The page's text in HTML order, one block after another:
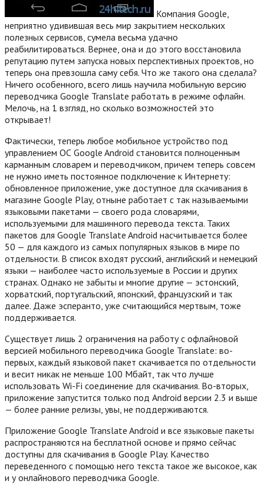
Компания Google,
неприятно удивившая весь мир закрытием нескольких
полезных сервисов, сумела весьма удачно
реабилитироваться. Вернее, она и до этого восстановила
репутацию путем запуска новых перспективных проектов, но
теперь она превзошла саму себя. Что же такого она сделала?
Ничего особенного, всего лишь научила мобильную версию
переводчика Google Translate работать в режиме офлайн.
Мелочь, на 1 взгляд, но сколько возможностей это
открывает!
Фактически, теперь любое мобильное устройство под
управлением ОС Google Android становится полноценным
карманным словарем и переводчиком, причем теперь совсем
не нужно иметь постоянное подключение к Интернету:
обновленное приложение, уже доступное для скачивания в
магазине Google Play, отныне работает с так называемыми
языковыми пакетами — своего рода словарями,
используемыми для машинного перевода текста. Таких
пакетов для Google Translate Android насчитывается более
50 — для каждого из самых популярных языков в мире по
отдельности. В список входят русский, английский и немецкий
языки — наиболее часто используемые в России и других
странах. Однако не забыты и многие другие — эстонский,
хорватский, португальский, японский, французский и так
далее. Даже эсперанто, уже считающийся мертвым, тоже
поддерживается.
Существует лишь 2 ограничения на работу с офлайновой
версией мобильного переводчика Google Translate: во-
первых, каждый языковой пакет скачивается по отдельности
и весит никак не меньше 100 Мбайт, так что лучше
использовать Wi-Fi соединение для скачивания. Во-вторых,
приложение запустится только под Android версии 2.3 и выше
— более ранние релизы, увы, не поддерживаются.
Приложение Google Translate Android и все языковые пакеты
распространяются на бесплатной основе и прямо сейчас
доступны для скачивания в Google Play. Качество
переведенного с помощью него текста такое же высокое, как
и у онлайнового переводчика Google.